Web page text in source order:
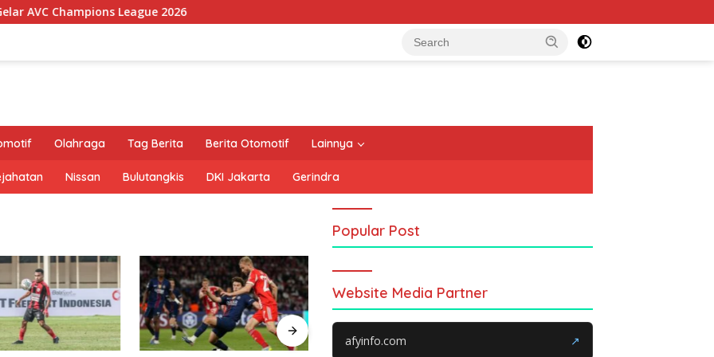
League 2026
Olahraga Tag Berita Berita Otomotif Lainnya
Nissan Bulutangkis DKI Jakarta Gerindra
Popular Post
Website Media Partner
afyinfo.com ↗